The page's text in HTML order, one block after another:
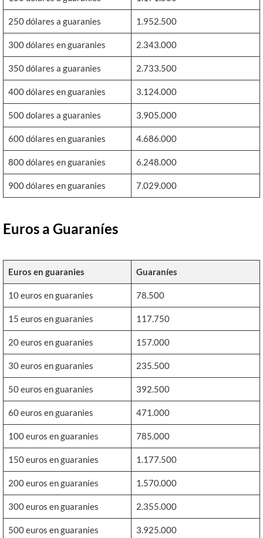
250 dólares a guaranies 1.952.500
300 dólares en guaranies 2.343.000
350 dólares a guaranies 2.733.500
400 dólares en guaranies 3.124.000
500 dolares a guaranies 3.905.000
600 dólares en guaranies 4.686.000
800 dólares en guaranies 6.248.000
900 dólares en guaranies 7.029.000
Euros a Guaraníes
Euros en guaranies Guaraníes
10 euros en guaranies 78.500
15 euros en guaranies 117.750
20 euros en guaranies 157.000
30 euros en guaranies 235.500
50 euros en guaranies 392.500
60 euros en guaranies 471.000
100 euros en guaranies 785.000
150 euros en guaranies 1.177.500
200 euros en guaranies 1.570.000
300 euros en guaranies 2.355.000
500 euros en guaranies 3.925.000